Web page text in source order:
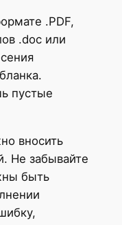
.PDF,
.doc или
пустые
вносить
Не забывайте
быть